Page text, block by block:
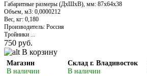
Габаритные размеры (ДхШхВ), мм: 87х64х38
Объем, м3: 0,0000212
Вес, кг: 0,180
Производитель: Россия
Тройники ...
750 руб.
В корзину
Магазин
В наличии
Склад г. Владивосток
В наличии